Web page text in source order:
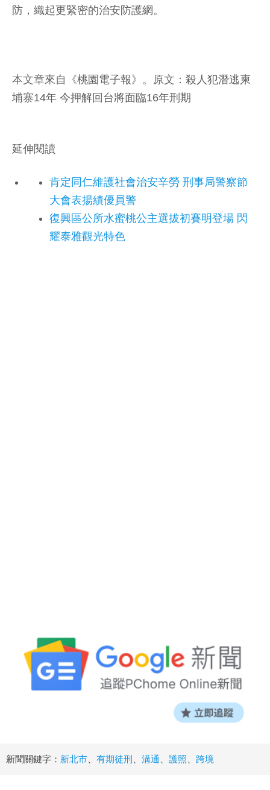
防，織起更緊密的治安防護網。
本文章來自《桃園電子報》。原文： 殺人犯潛逃柬
埔寨14年 今押解回台將面臨16年刑期
延伸閱讀
肯定同仁維護社會治安辛勞 刑事局警察節
大會表揚績優員警
復興區公所水蜜桃公主選拔初賽明登場 閃
耀泰雅觀光特色
新聞關鍵字： 新北市 有期徒刑 溝通 護照 跨境